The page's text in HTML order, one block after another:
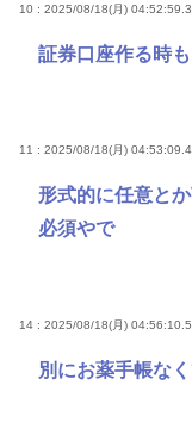
10 : 2025/08/18(月)
証券口座作る時
11 : 2025/08/18(月)
形式的に任意と
必須やで
14 : 2025/08/18(月)
別にお薬手帳な